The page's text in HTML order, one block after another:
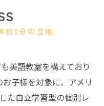
約2分の立地
英語教室を構えており
子様を対象に、アメリ
た自立学習型の個別レ